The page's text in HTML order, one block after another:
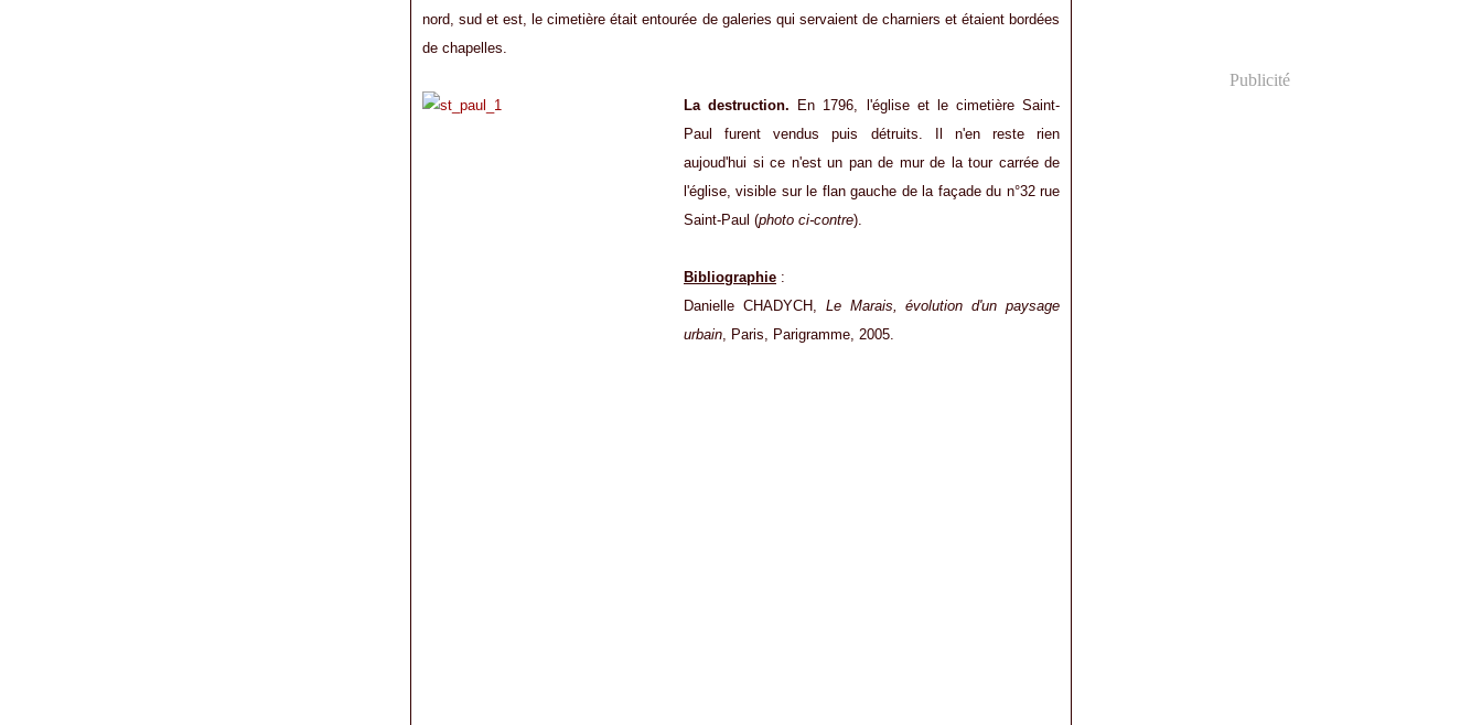
nord, sud et est, le cimetière était entourée de galeries qui servaient de charniers et étaient bordées
de chapelles.
La destruction. En 1796, l'église et le cimetière Saint-
Paul furent vendus puis détruits. Il n'en reste rien
aujoud'hui si ce n'est un pan de mur de la tour carrée de
l'église, visible sur le flan gauche de la façade du n°32 rue
Saint-Paul (photo ci-contre).
Bibliographie :
Danielle CHADYCH, Le Marais, évolution d'un paysage
urbain, Paris, Parigramme, 2005.
Publicité